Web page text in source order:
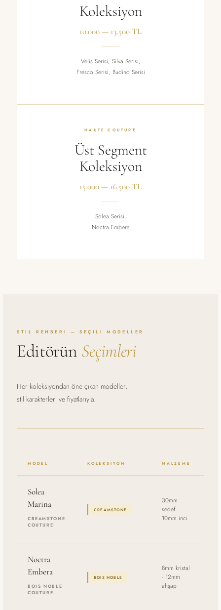
Koleksiyon
10.000 — 13.500 TL
Velis Serisi, Silva Serisi,
Fresco Serisi, Budino Serisi
HAUTE COUTURE
Üst Segment
Koleksiyon
15.000 — 16.500 TL
Solea Serisi,
Noctra Embera
STIL REHBERI — SEÇILI MODELLER
Editörün Seçimleri
Her koleksiyondan öne çıkan modeller,
stil karakterleri ve fiyatlarıyla.
MODEL KOLEKSIYON MALZEME
Solea
Marina
CREAMSTONE
COUTURE
CREAMSTONE
30mm
sedef ·
10mm inci
Noctra
Embera
BOIS NOBLE
COUTURE
BOIS NOBLE
8mm kristal
· 12mm
ahşap